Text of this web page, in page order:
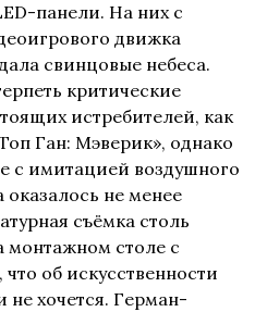
панели. На них с
движка
свинцовые небеса.
критические
истребителей, как
Ган: Мэверик», однако
с имитацией воздушного
оказалось не менее
съёмка столь
монтажном столе с
об искусственности
не хочется. Герман-